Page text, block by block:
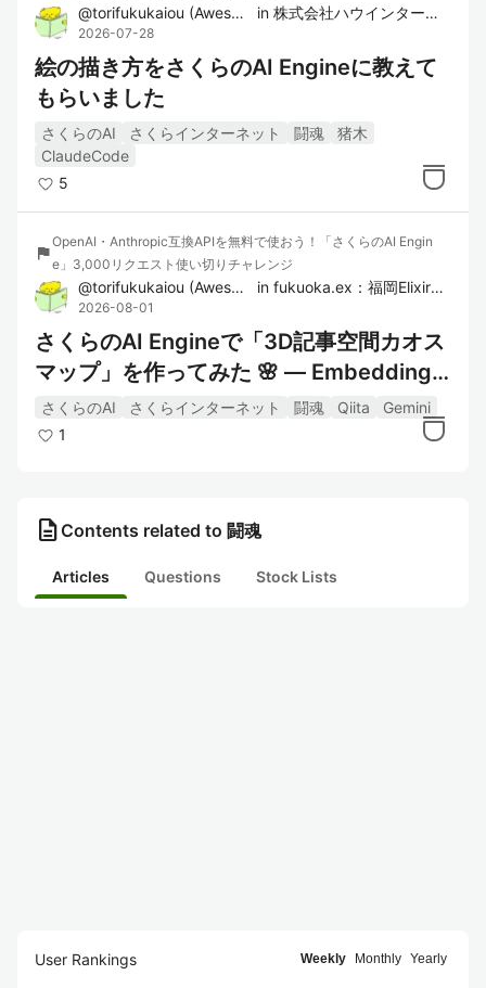
@torifukukaiou (Awesome YAMAUCHI )
in 株式会社ハウインターナショナル
2026-07-28
絵の描き方をさくらのAI Engineに教えて
もらいました
さくらのAI さくらインターネット 闘魂
猪木
ClaudeCode
5
flag
OpenAI・Anthropic互換APIを無料で使おう！「さくらのAI Engin
e」3,000リクエスト使い切りチャレンジ
@torifukukaiou (Awesome YAMAUCHI )
in fukuoka.ex：福岡Elixirコミュ
2026-08-01
さくらのAI Engineで「3D記事空間カオス
マップ」を作ってみた 🌸 ― Embedding
（ベクトル埋め込み）で記事同士の意味を
3D可視化
さくらのAI さくらインターネット 闘魂 Qiita
Gemini
1
description Contents related to 闘魂
Articles Questions Stock Lists
User Rankings Weekly Monthly Yearly